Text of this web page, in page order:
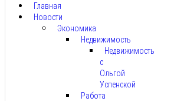
Главная
Новости
Экономика
Недвижимость
Недвижимость
с
Ольгой
Успенской
Работа